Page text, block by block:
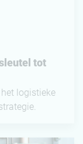
tot
logistieke